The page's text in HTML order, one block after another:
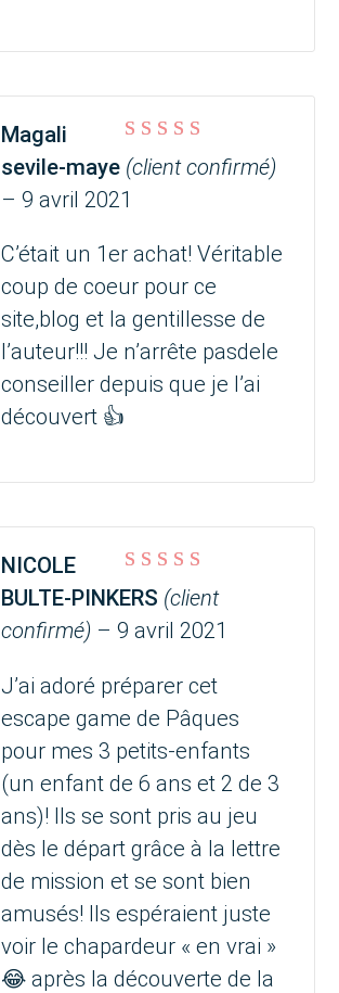
Note 5sur 5
Magali
sevile-maye (client confirmé)
– 9 avril 2021
C’était un 1er achat! Véritable
coup de coeur pour ce
site,blog et la gentillesse de
l’auteur!!! Je n’arrête pasdele
conseiller depuis que je l’ai
découvert 👍
Note5sur 5
NICOLE
BULTE-PINKERS (client
confirmé) – 9 avril 2021
J’ai adoré préparer cet
escape game de Pâques
pour mes 3 petits-enfants
(un enfant de 6 ans et 2 de 3
ans)! Ils se sont pris au jeu
dès le départ grâce à la lettre
de mission et se sont bien
amusés! Ils espéraient juste
voir le chapardeur « en vrai »
😂 après la découverte de la